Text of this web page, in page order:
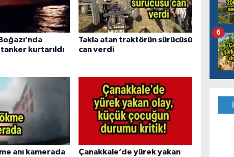
kurtarıldı
Takla atan traktörün sürücüsü
can verdi
anı kamerada
Çanakkale’de yürek yakan
6